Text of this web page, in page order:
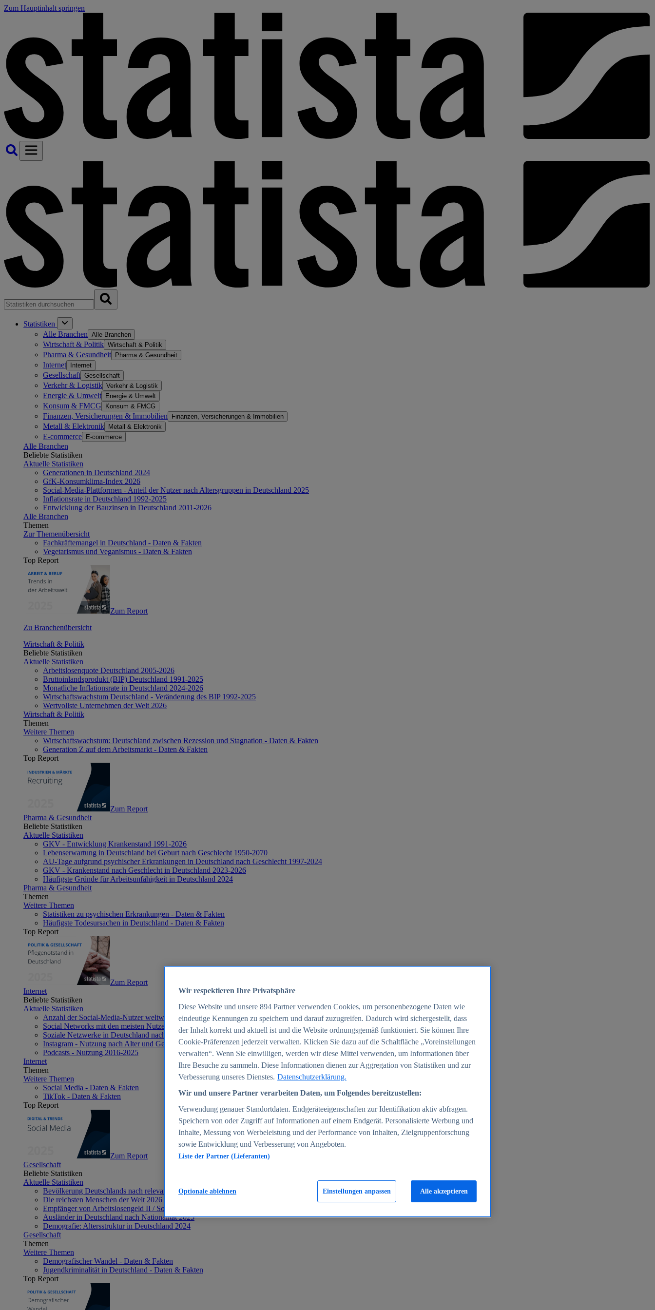
Zum Hauptinhalt springen
Statistiken
Alle Branchen Alle Branchen
Wirtschaft & Politik Wirtschaft & Politik
Pharma & Gesundheit Pharma & Gesundheit
Internet Internet
Gesellschaft Gesellschaft
Verkehr & Logistik Verkehr & Logistik
Energie & Umwelt Energie & Umwelt
Konsum & FMCG Konsum & FMCG
Finanzen, Versicherungen & Immobilien Finanzen, Versicherungen & Immobilien
Metall & Elektronik Metall & Elektronik
E-commerce E-commerce
Alle Branchen
Beliebte Statistiken
Aktuelle Statistiken
Generationen in Deutschland 2024
GfK-Konsumklima-Index 2026
Social-Media-Plattformen - Anteil der Nutzer nach Altersgruppen in Deutschland 2025
Inflationsrate in Deutschland 1992-2025
Entwicklung der Bauzinsen in Deutschland 2011-2026
Alle Branchen
Themen
Zur Themenübersicht
Fachkräftemangel in Deutschland - Daten & Fakten
Vegetarismus und Veganismus - Daten & Fakten
Top Report
Zum Report
Zu Branchenübersicht
Wirtschaft & Politik
Beliebte Statistiken
Aktuelle Statistiken
Arbeitslosenquote Deutschland 2005-2026
Bruttoinlandsprodukt (BIP) Deutschland 1991-2025
Monatliche Inflationsrate in Deutschland 2024-2026
Wirtschaftswachstum Deutschland - Veränderung des BIP 1992-2025
Wertvollste Unternehmen der Welt 2026
Wirtschaft & Politik
Themen
Weitere Themen
Wirtschaftswachstum: Deutschland zwischen Rezession und Stagnation - Daten & Fakten
Generation Z auf dem Arbeitsmarkt - Daten & Fakten
Top Report
Zum Report
Pharma & Gesundheit
Beliebte Statistiken
Aktuelle Statistiken
GKV - Entwicklung Krankenstand 1991-2026
Lebenserwartung in Deutschland bei Geburt nach Geschlecht 1950-2070
AU-Tage aufgrund psychischer Erkrankungen in Deutschland nach Geschlecht 1997-2024
GKV - Krankenstand nach Geschlecht in Deutschland 2023-2026
Häufigste Gründe für Arbeitsunfähigkeit in Deutschland 2024
Pharma & Gesundheit
Themen
Weitere Themen
Statistiken zu psychischen Erkrankungen - Daten & Fakten
Häufigste Todesursachen in Deutschland - Daten & Fakten
Top Report
Zum Report
Internet
Beliebte Statistiken
Aktuelle Statistiken
Anzahl der Social-Media-Nutzer weltweit 2012-2025
Social Networks mit den meisten Nutzern weltweit 2025
Soziale Netzwerke in Deutschland nach Generationen 2025
Instagram - Nutzung nach Alter und Geschlecht in Deutschland 2025
Podcasts - Nutzung 2016-2025
Internet
Themen
Weitere Themen
Social Media - Daten & Fakten
TikTok - Daten & Fakten
Top Report
Zum Report
Gesellschaft
Beliebte Statistiken
Aktuelle Statistiken
Bevölkerung Deutschlands nach relevanten Altersgruppen 2024
Die reichsten Menschen der Welt 2026
Empfänger von Arbeitslosengeld II / Sozialgeld / Bürgergeld in Deutschland 2005-2025
Ausländer in Deutschland nach Nationalität 2025
Demografie: Altersstruktur in Deutschland 2024
Gesellschaft
Themen
Weitere Themen
Demografischer Wandel - Daten & Fakten
Jugendkriminalität in Deutschland - Daten & Fakten
Top Report
Wir respektieren Ihre Privatsphäre
Diese Website und unsere 894 Partner verwenden Cookies, um personenbezogene Daten wie
eindeutige Kennungen zu speichern und darauf zuzugreifen. Dadurch wird sichergestellt, dass
der Inhalt korrekt und aktuell ist und die Website ordnungsgemäß funktioniert. Sie können Ihre
Cookie-Präferenzen jederzeit verwalten. Klicken Sie dazu auf die Schaltfläche „Voreinstellungen
verwalten“. Wenn Sie einwilligen, werden wir diese Mittel verwenden, um Informationen über
Ihre Besuche zu sammeln. Diese Informationen dienen zur Aggregation von Statistiken und zur
Verbesserung unseres Dienstes. Datenschutzerklärung.
Wir und unsere Partner verarbeiten Daten, um Folgendes bereitzustellen:
Verwendung genauer Standortdaten. Endgeräteeigenschaften zur Identifikation aktiv abfragen.
Speichern von oder Zugriff auf Informationen auf einem Endgerät. Personalisierte Werbung und
Inhalte, Messung von Werbeleistung und der Performance von Inhalten, Zielgruppenforschung
sowie Entwicklung und Verbesserung von Angeboten.
Liste der Partner (Lieferanten)
Einstellungen anpassen
Optionale ablehnen Alle akzeptieren